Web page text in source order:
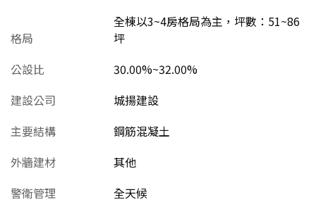
格局
全棟以3~4房格局為主，坪數：51~86
坪
公設比
30.00%~32.00%
建設公司
城揚建設
主要結構
鋼筋混凝土
外牆建材
其他
警衛管理
全天候